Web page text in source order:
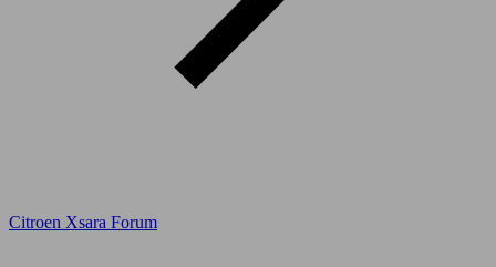
Citroen Xsara Forum